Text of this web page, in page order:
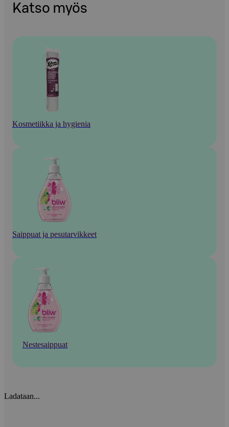
Katso myös
Kosmetiikka ja hygienia
Saippuat ja pesutarvikkeet
Nestesaippuat
Ladataan...